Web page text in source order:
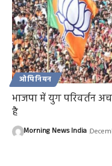
ओपिनियन
भाजपा में युग परिवर्तन
है
Morning News India